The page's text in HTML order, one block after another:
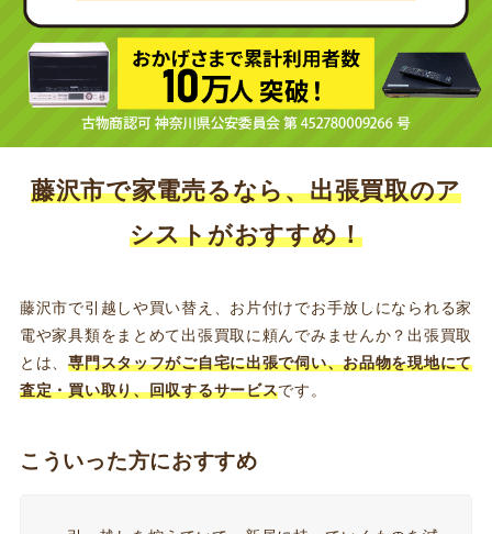
藤沢市で家電売るなら、出張買取のア
シストがおすすめ！
藤沢市で引越しや買い替え、お片付けでお手放しになられる家
電や家具類をまとめて出張買取に頼んでみませんか？出張買取
とは、専門スタッフがご自宅に出張で伺い、お品物を現地にて
査定・買い取り、回収するサービスです。
こういった方におすすめ